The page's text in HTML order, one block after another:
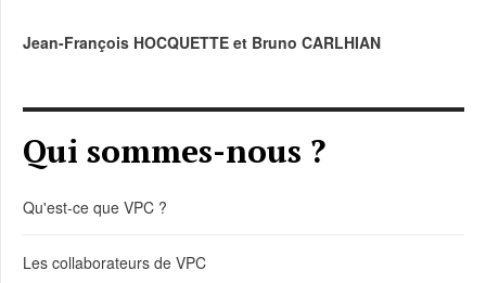
Jean-François HOCQUETTE et Bruno CARLHIAN
Qui sommes-nous ?
Qu'est-ce que VPC ?
Les collaborateurs de VPC